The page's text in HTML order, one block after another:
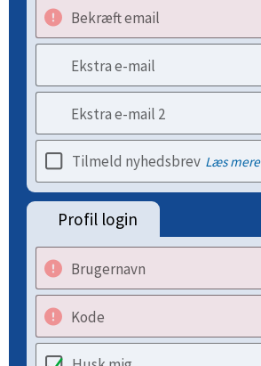
Bekræft email
Ekstra e-mail
Ekstra e-mail 2
Tilmeld nyhedsbrev Læs mere
Profil login
Brugernavn
Kode